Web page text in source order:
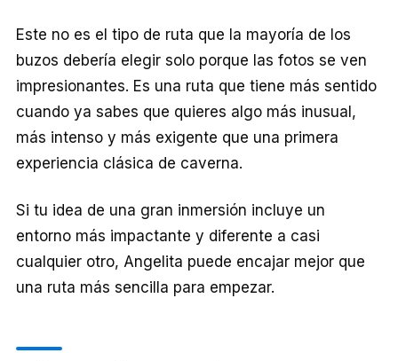
Este no es el tipo de ruta que la mayoría de los
buzos debería elegir solo porque las fotos se ven
impresionantes. Es una ruta que tiene más sentido
cuando ya sabes que quieres algo más inusual,
más intenso y más exigente que una primera
experiencia clásica de caverna.
Si tu idea de una gran inmersión incluye un
entorno más impactante y diferente a casi
cualquier otro, Angelita puede encajar mejor que
una ruta más sencilla para empezar.